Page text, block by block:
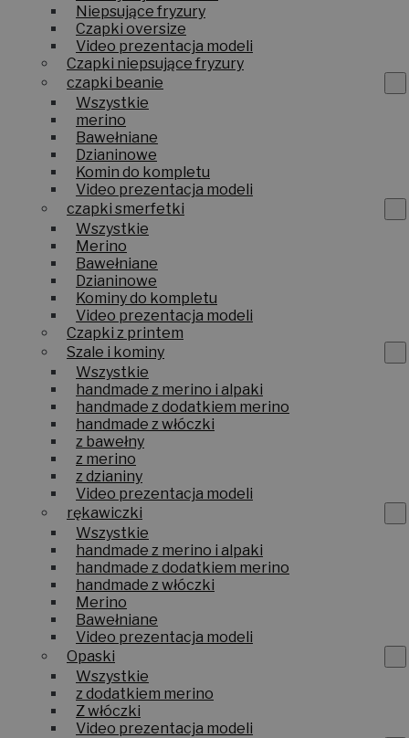
Niepsujące fryzury
Czapki oversize
Video prezentacja modeli
Czapki niepsujące fryzury
czapki beanie
Wszystkie
merino
Bawełniane
Dzianinowe
Komin do kompletu
Video prezentacja modeli
czapki smerfetki
Wszystkie
Merino
Bawełniane
Dzianinowe
Kominy do kompletu
Video prezentacja modeli
Czapki z printem
Szale i kominy
Wszystkie
handmade z merino i alpaki
handmade z dodatkiem merino
handmade z włóczki
z bawełny
z merino
z dzianiny
Video prezentacja modeli
rękawiczki
Wszystkie
handmade z merino i alpaki
handmade z dodatkiem merino
handmade z włóczki
Merino
Bawełniane
Video prezentacja modeli
Opaski
Wszystkie
z dodatkiem merino
Z włóczki
Video prezentacja modeli